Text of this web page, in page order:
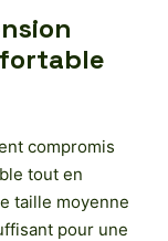
compromis
tout en
taille moyenne
pour une